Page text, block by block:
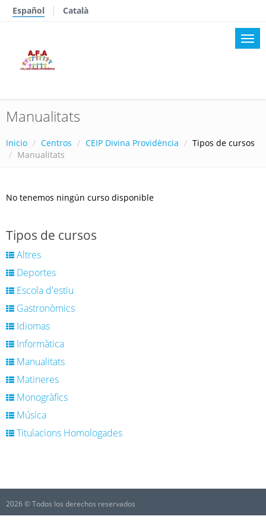
Español Català
Manualitats
Inicio Centros CEIP Divina Providència
Tipos de cursos
Manualitats
No tenemos ningún curso disponible
Tipos de cursos
Altres
Deportes
Escola d'estiu
Gastronòmics
Idiomas
Informàtica
Manualitats
Matineres
Monogràfics
Música
Titulacions Homologades
2026 © Todos los derechos reservados